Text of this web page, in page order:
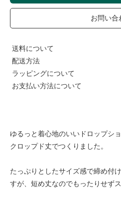
お問い合
送料について
配送方法
ラッピングについて
お支払い方法について
ゆるっと着心地のいいドロップシ
クロップド丈でつくりました。
たっぷりとしたサイズ感で締め付
すが、短め丈なのでもったりせず